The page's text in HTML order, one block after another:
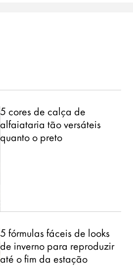
5 cores de calça de
alfaiataria tão versáteis
quanto o preto
5 fórmulas fáceis de looks
de inverno para reproduzir
até o fim da estação